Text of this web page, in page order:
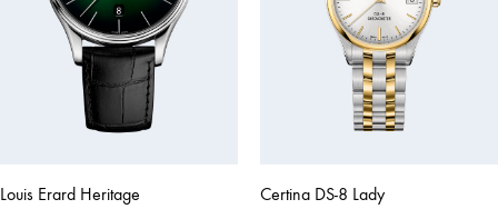
Louis Erard Heritage Certina DS-8 Lady